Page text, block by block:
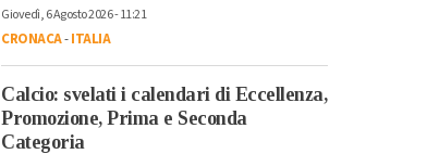
Giovedì, 6 Agosto 2026 - 11:21
CRONACA-ITALIA
Calcio: svelati i calendari di Eccellenza,
Promozione, Prima e Seconda
Categoria